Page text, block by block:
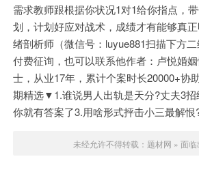
需求教师跟根据你状况1对1给你指点，
划，计划好应对战术，成绩才有能够真
绪剖析师（微信号：luyue881扫描下方
付费征询，也可以联系他作者：卢悦婚
士，从业17年，累计个案时长20000+协
期精选▼1.谁说男人出轨是天分?丈夫3
你就有答案了3.用啥形式抨击小三最解
未经允许不得转载： 题材网 » 面临